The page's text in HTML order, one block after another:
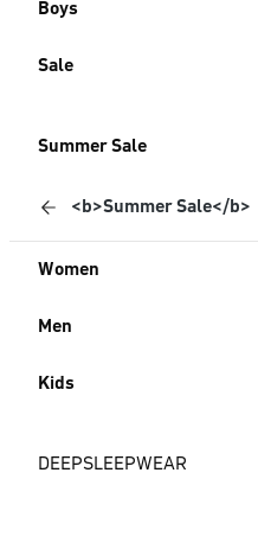
Boys
Sale
Summer Sale
<b>Summer Sale</b>
Women
Men
Kids
DEEPSLEEPWEAR